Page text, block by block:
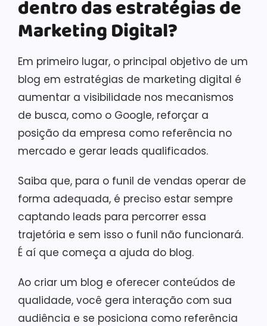
dentro das estratégias de
Marketing Digital?
Em primeiro lugar, o principal objetivo de um
blog em estratégias de marketing digital é
aumentar a visibilidade nos mecanismos
de busca, como o Google, reforçar a
posição da empresa como referência no
mercado e gerar leads qualificados.
Saiba que, para o funil de vendas operar de
forma adequada, é preciso estar sempre
captando leads para percorrer essa
trajetória e sem isso o funil não funcionará.
É aí que começa a ajuda do blog.
Ao criar um blog e oferecer conteúdos de
qualidade, você gera interação com sua
audiência e se posiciona como referência